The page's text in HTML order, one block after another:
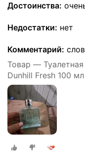
Достоинства:
Недостатки: нет
Комментарий:
Товар —
Dunhill Fresh 100 мл